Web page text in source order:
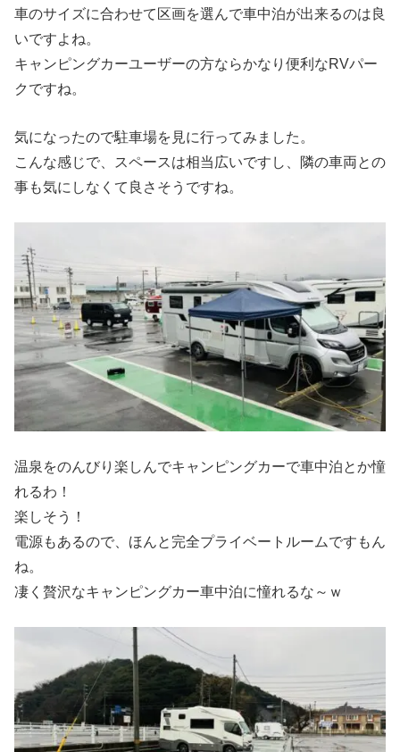
車のサイズに合わせて区画を選んで車中泊が出来るのは良
いですよね。
キャンピングカーユーザーの方ならかなり便利なRVパー
クですね。
気になったので駐車場を見に行ってみました。
こんな感じで、スペースは相当広いですし、隣の車両との
事も気にしなくて良さそうですね。
温泉をのんびり楽しんでキャンピングカーで車中泊とか憧
れるわ！
楽しそう！
電源もあるので、ほんと完全プライベートルームですもん
ね。
凄く贅沢なキャンピングカー車中泊に憧れるな～ｗ